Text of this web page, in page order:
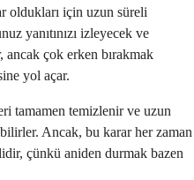
oldukları için uzun süreli
yanıtınızı izleyecek ve
çok erken bırakmak
yol açar.
tamamen temizlenir ve uzun
Ancak, bu karar her zaman
çünkü aniden durmak bazen